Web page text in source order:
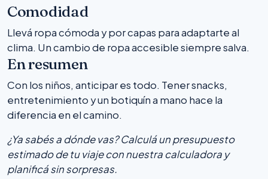
Comodidad
Llevá ropa cómoda y por capas para adaptarte al
clima. Un cambio de ropa accesible siempre salva.
En resumen
Con los niños, anticipar es todo. Tener snacks,
entretenimiento y un botiquín a mano hace la
diferencia en el camino.
¿Ya sabés a dónde vas? Calculá un presupuesto
estimado de tu viaje con nuestra calculadora y
planificá sin sorpresas.